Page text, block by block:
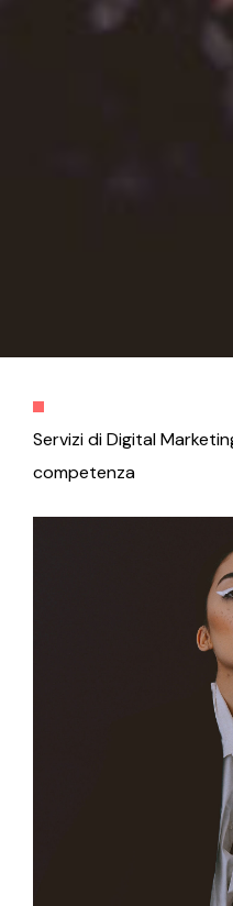
Servizi di Digital
competenza